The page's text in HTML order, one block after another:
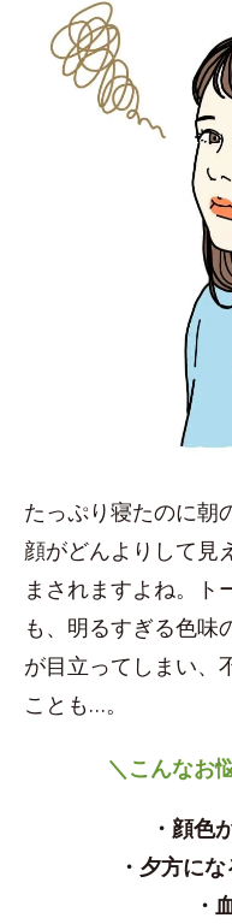
たっぷり寝たのに朝
顔がどんよりして見
まされますよね。ト
も、明るすぎる色味
が目立ってしまい、
ことも…。
＼こんなお
・顔色
・夕方に
・